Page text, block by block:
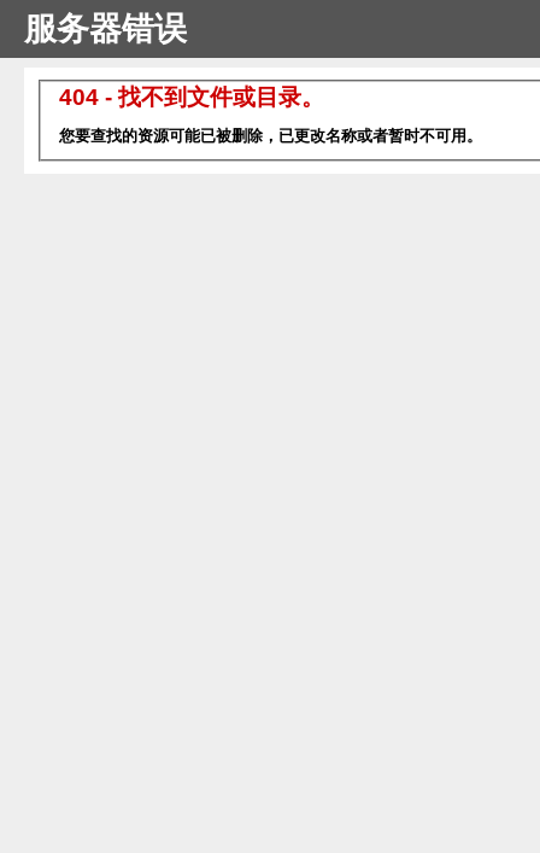
服务器错误
404 - 找不到文件或目录。
您要查找的资源可能已被删除，已更改名称或者暂时不可用。